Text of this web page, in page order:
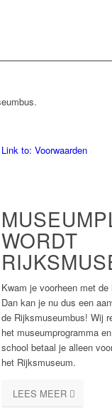
Link to: Voorwaarden
WORDT
Kwam je voorheen met
Dan kan je nu dus een
de Rijksmuseumbus! Wij
het museumprogramma
school betaal je alleen
het Rijksmuseum.
LEES MEER